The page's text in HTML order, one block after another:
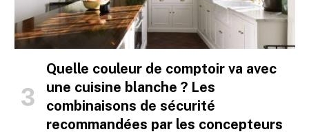
Quelle couleur de comptoir va avec
une cuisine blanche ? Les
combinaisons de sécurité
recommandées par les concepteurs